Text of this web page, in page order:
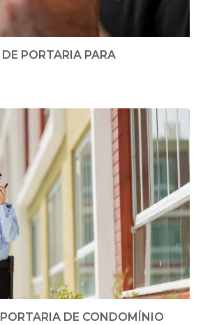
PORTARIA PARA
DE CONDOMÍNIO